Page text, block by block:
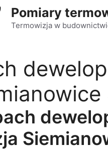
Pomiary
Termowizja w